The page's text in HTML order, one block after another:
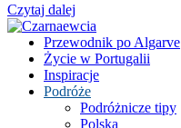
Czytaj dalej
Przewodnik po Algarve
Życie w Portugalii
Inspiracje
Podróże
Podróżnicze tipy
Polska